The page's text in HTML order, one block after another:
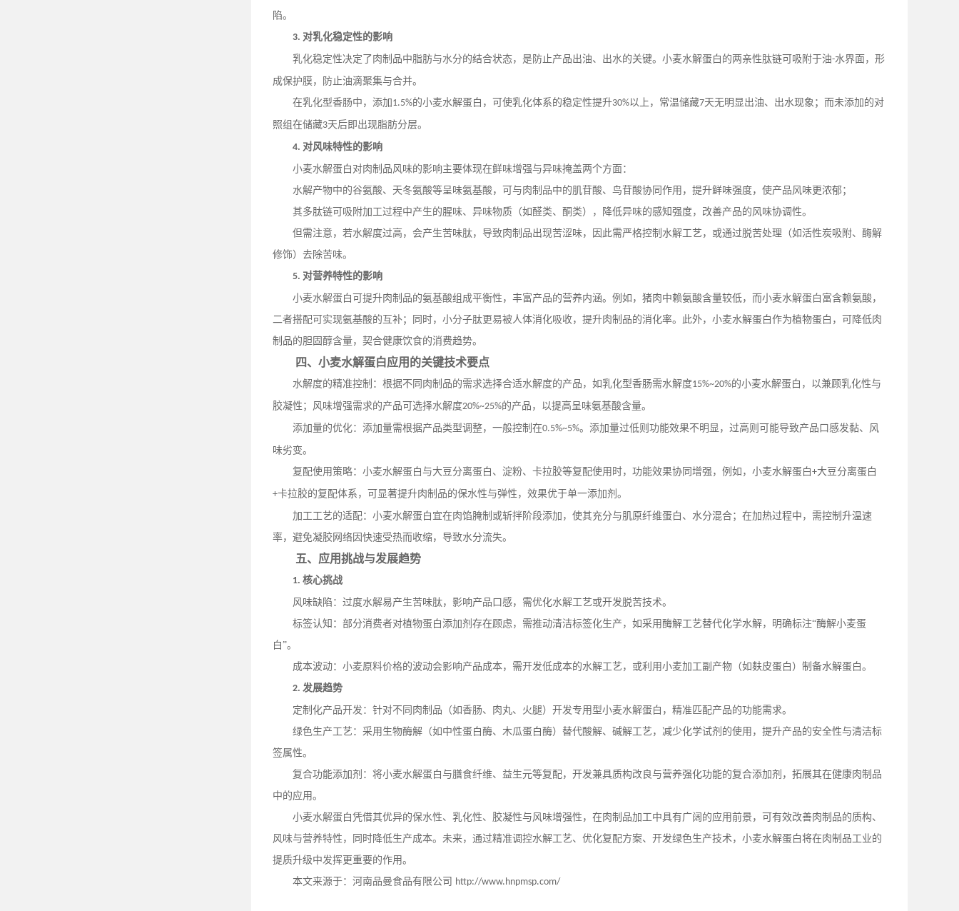
陷。
3. 对乳化稳定性的影响
乳化稳定性决定了肉制品中脂肪与水分的结合状态，是防止产品出油、出水的关键。小麦水解蛋白的两亲性肽链可吸附于油-水界面，形
成保护膜，防止油滴聚集与合并。
在乳化型香肠中，添加 1.5%的小麦水解蛋白，可使乳化体系的稳定性提升30%以上，常温储藏7天无明显出油、出水现象；而未添加的对
照组在储藏3天后即出现脂肪分层。
4. 对风味特性的影响
小麦水解蛋白对肉制品风味的影响主要体现在鲜味增强与异味掩盖两个方面：
水解产物中的谷氨酸、天冬氨酸等呈味氨基酸，可与肉制品中的肌苷酸、鸟苷酸协同作用，提升鲜味强度，使产品风味更浓郁；
其多肽链可吸附加工过程中产生的腥味、异味物质（如醛类、酮类），降低异味的感知强度，改善产品的风味协调性。
但需注意，若水解度过高，会产生苦味肽，导致肉制品出现苦涩味，因此需严格控制水解工艺，或通过脱苦处理（如活性炭吸附、酶解
修饰）去除苦味。
5. 对营养特性的影响
小麦水解蛋白可提升肉制品的氨基酸组成平衡性，丰富产品的营养内涵。例如，猪肉中赖氨酸含量较低，而小麦水解蛋白富含赖氨酸，
二者搭配可实现氨基酸的互补；同时，小分子肽更易被人体消化吸收，提升肉制品的消化率。此外，小麦水解蛋白作为植物蛋白，可降低肉
制品的胆固醇含量，契合健康饮食的消费趋势。
四、小麦水解蛋白应用的关键技术要点
水解度的精准控制：根据不同肉制品的需求选择合适水解度的产品，如乳化型香肠需水解度15%~20%的小麦水解蛋白，以兼顾乳化性与
胶凝性；风味增强需求的产品可选择水解度20%~25%的产品，以提高呈味氨基酸含量。
添加量的优化：添加量需根据产品类型调整，一般控制在0.5%~5%。添加量过低则功能效果不明显，过高则可能导致产品口感发黏、风
味劣变。
复配使用策略：小麦水解蛋白与大豆分离蛋白、淀粉、卡拉胶等复配使用时，功能效果协同增强 ， 例如，小麦水解蛋白+大豆分离蛋白
+卡拉胶的复配体系，可显著提升肉制品的保水性与弹性，效果优于单一添加剂。
加工工艺的适配：小麦水解蛋白宜在肉馅腌制或斩拌阶段添加，使其充分与肌原纤维蛋白、水分混合；在加热过程中，需控制升温速
率，避免凝胶网络因快速受热而收缩，导致水分流失。
五、应用挑战与发展趋势
1. 核心挑战
风味缺陷：过度水解易产生苦味肽，影响产品口感，需优化水解工艺或开发脱苦技术。
标签认知：部分消费者对植物蛋白添加剂存在顾虑，需推动清洁标签化生产，如采用酶解工艺替代化学水解，明确标注“酶解小麦蛋
白”。
成本波动：小麦原料价格的波动会影响产品成本，需开发低成本的水解工艺，或利用小麦加工副产物（如麸皮蛋白）制备水解蛋白。
2. 发展趋势
定制化产品开发：针对不同肉制品（如香肠、肉丸、火腿）开发专用型小麦水解蛋白，精准匹配产品的功能需求。
绿色生产工艺：采用生物酶解（如中性蛋白酶、木瓜蛋白酶）替代酸解、碱解工艺，减少化学试剂的使用，提升产品的安全性与清洁标
签属性。
复合功能添加剂：将小麦水解蛋白与膳食纤维、益生元等复配，开发兼具质构改良与营养强化功能的复合添加剂，拓展其在健康肉制品
中的应用。
小麦水解蛋白凭借其优异的保水性、乳化性、胶凝性与风味增强性，在肉制品加工中具有广阔的应用前景，可有效改善肉制品的质构、
风味与营养特性，同时降低生产成本。未来，通过精准调控水解工艺、优化复配方案、开发绿色生产技术，小麦水解蛋白将在肉制品工业的
提质升级中发挥更重要的作用。
本文来源于：河南品曼食品有限公司 http://www.hnpmsp.com/